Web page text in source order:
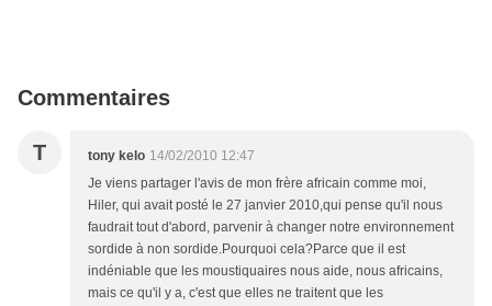
Commentaires
T tony kelo 14/02/2010 12:47
Je viens partager l'avis de mon frère africain comme moi,
Hiler, qui avait posté le 27 janvier 2010,qui pense qu'il nous
faudrait tout d'abord, parvenir à changer notre environnement
sordide à non sordide.Pourquoi cela?Parce que il est
indéniable que les moustiquaires nous aide, nous africains,
mais ce qu'il y a, c'est que elles ne traitent que les